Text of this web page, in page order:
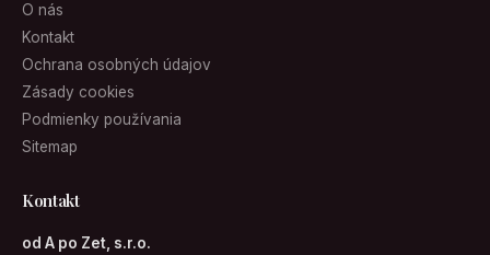
O nás
Kontakt
Ochrana osobných údajov
Zásady cookies
Podmienky používania
Sitemap
Kontakt
od A po Zet, s.r.o.